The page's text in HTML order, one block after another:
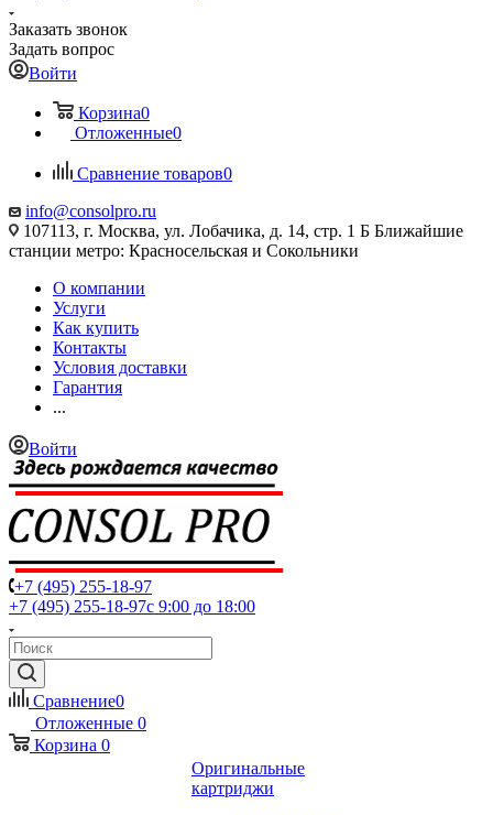
Заказать звонок
Задать вопрос
Войти
Корзина0
Отложенные0
Сравнение товаров0
info@consolpro.ru
107113, г. Москва, ул. Лобачика, д. 14, стр. 1 Б Ближайшие
станции метро: Красносельская и Сокольники
О компании
Услуги
Как купить
Контакты
Условия доставки
Гарантия
...
Войти
+7 (495) 255-18-97
+7 (495) 255-18-97с 9:00 до 18:00
Сравнение0
Отложенные 0
Корзина 0
Оригинальные
картриджи